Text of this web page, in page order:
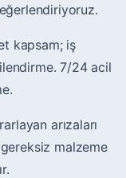
kapsam; iş
7/24 acil
arızaları
malzeme